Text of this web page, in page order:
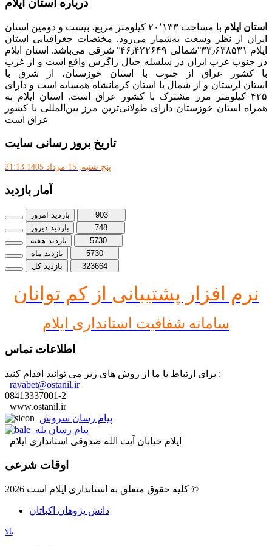
درباره استان ایلام
استان ایلام
با مساحت ۲۰٬۱۳۳ کیلومتر مربع، بیست و دومین استان
ایران از نظر وسعت به‌شمار می‌رود. مختصات جغرافیایی استان
ایلام ۳۳٫۶۳۸۵۳۱°شمالی ۴۶٫۴۲۲۶۴۹° شرقی می‌باشد. استان ایلام
در جنوب غرب ایران در سلسله جبال زاگرس واقع است و از غرب
با کشور عراق از جنوب با استان خوزستان، از شرق با
استان لرستان و از شمال با استان کرمانشاه همسایه است و دارای
۴۲۵ کیلومتر مرز مشترک با کشور عراق است. استان ایلام به
همراه استان خوزستان دارای طولانی‌ترین مرز بین‌المللی با کشور
عراق است
تاریخ بروز رسانی سایت
پنج شنبه, 15 مرداد 1405 21:13
آمار بازدید
بازدید امروز
903
بازدید دیروز
748
بازدید هفته
5730
بازدید ماه
5730
بازدید کل
323664
نرم افز ار پشتیبانی از کم توانان
سامانه شفافیت استانداری ایلام
اطلاعات تماس
برای ارتباط با ما از روش های زیر می توانید اقدام کنید :
ravabet@ostanil.ir
08413337001-2
www.ostanil.ir
پیام رسان سروش
پیام رسان بله
ایلام خیابان آیت الله صدوقی استانداری ایلام
اوقات شرعی
کلیه حقوق متعلق به استانداری ایلام است 2026 ©
دانش پژوهان اکباتان
بالا